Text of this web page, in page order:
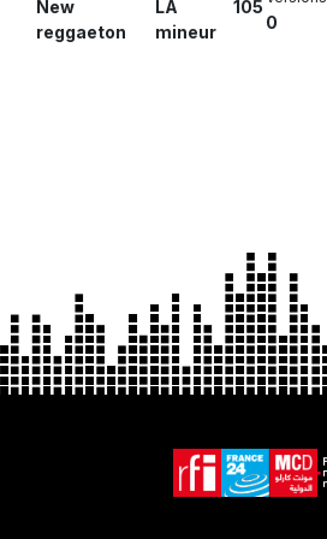
New
reggaeton
LA
mineur
105
0